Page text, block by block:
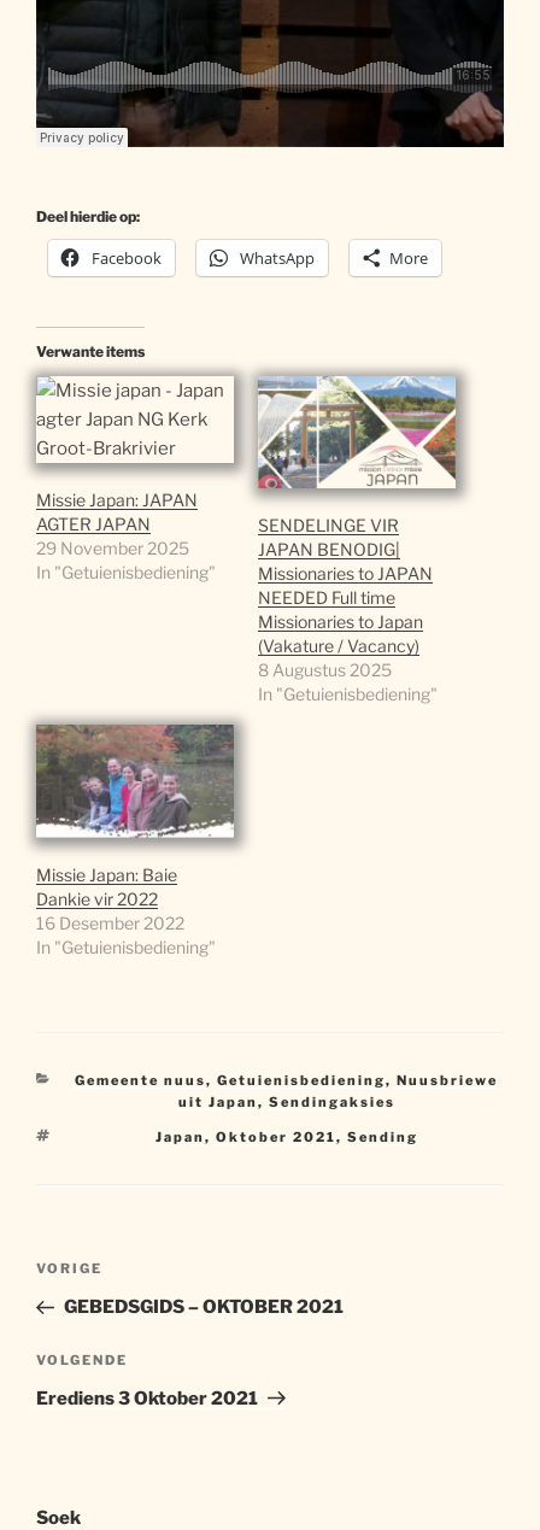
Deel hierdie op:
Facebook WhatsApp More
Verwante items
Missie Japan: JAPAN
AGTER JAPAN
29 November 2025
In "Getuienisbediening"
SENDELINGE VIR
JAPAN BENODIG|
Missionaries to JAPAN
NEEDED Full time
Missionaries to Japan
(Vakature / Vacancy)
8 Augustus 2025
In "Getuienisbediening"
Missie Japan: Baie
Dankie vir 2022
16 Desember 2022
In "Getuienisbediening"
Kategorieë
Gemeente nuus,Getuienisbediening,Nuusbriewe
uit Japan, Sendingaksies
Sleutelwoorde
Japan, Oktober 2021, Sending
Artikel
Vorige
artikel
VORIGE
GEBEDSGIDS – OKTOBER 2021
Volgende
artikel
VOLGENDE
Erediens 3 Oktober 2021
Soek